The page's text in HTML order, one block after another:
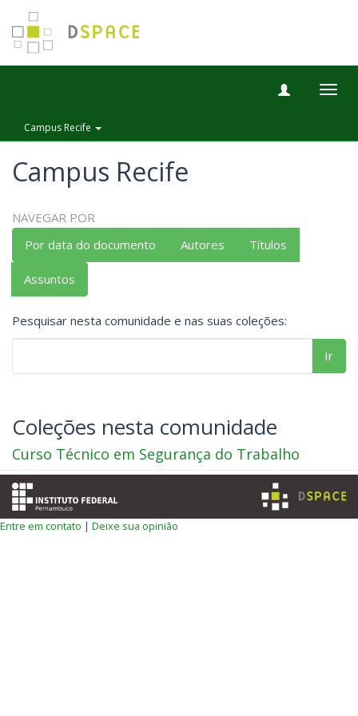
Campus Recife
Campus Recife
NAVEGAR POR
Por data do documento
Autores Títulos
Assuntos
Pesquisar nesta comunidade e nas suas coleções:
Ir
Coleções nesta comunidade
Curso Técnico em Segurança do Trabalho
Entre em contato | Deixe sua opinião